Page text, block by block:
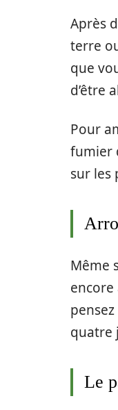
Après
terre
que
d’être
Pour
fumier
sur les
Même
encore
quatre
Le